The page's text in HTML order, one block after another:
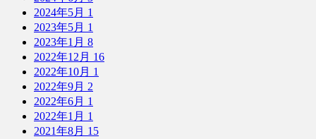
2024年5月 1
2023年5月 1
2023年1月 8
2022年12月 16
2022年10月 1
2022年9月 2
2022年6月 1
2022年1月 1
2021年8月 15